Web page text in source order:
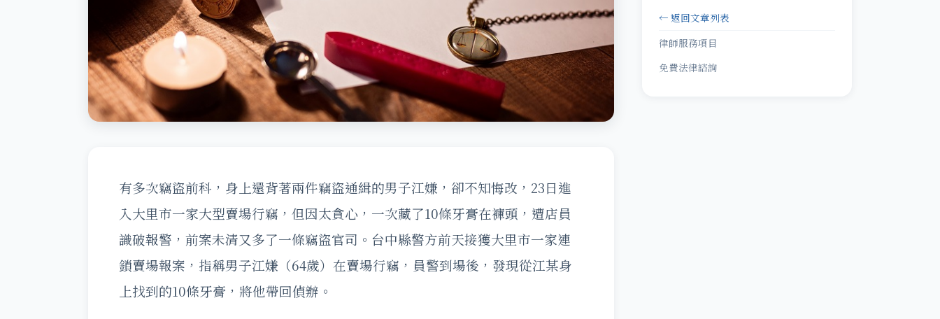
有多次竊盜前科，身上還背著兩件竊盜通緝的男子江嫌，卻不知悔改，23日進
入大里市一家大型賣場行竊，但因太貪心，一次藏了10條牙膏在褲頭，遭店員
識破報警，前案未清又多了一條竊盜官司。台中縣警方前天接獲大里市一家連
鎖賣場報案，指稱男子江嫌（64歲）在賣場行竊，員警到場後，發現從江某身
上找到的10條牙膏，將他帶回偵辦。
← 返回文章列表
律師服務項目
免費法律諮詢